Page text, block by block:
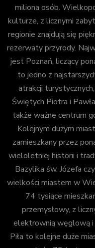
miliona osób.
kulturze, z licznymi
regionie znajdują się
rezerwaty przyrody.
jest Poznań, liczący
to jedno z
atrakcji
Świętych Piotra i
także ważne centrum
Kolejnym dużym
zamieszkany przez
wieloletniej historii i
Bazylika św. Józefa
wielkości miastem w
74 tysiące
przemysłowy, z
elektrownią węglową i
Piła to kolejne duże